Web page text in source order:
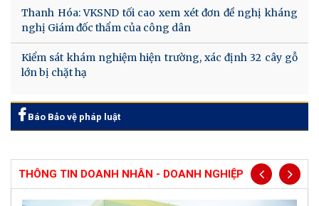
Thanh Hóa: VKSND tối cao xem xét đơn đề nghị kháng
nghị Giám đốc thẩm của công dân
Kiểm sát khám nghiệm hiện trường, xác định 32 cây gỗ
lớn bị chặt hạ
Báo Bảo vệ pháp luật
THÔNG TIN DOANH NHÂN - DOANH NGHIỆP